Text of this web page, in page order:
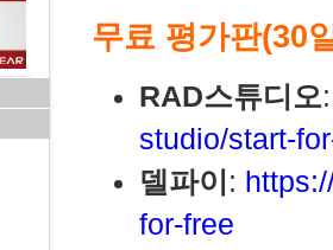
무료 평가판(30
RAD스튜디오
studio/start-
델파이 :
for-free